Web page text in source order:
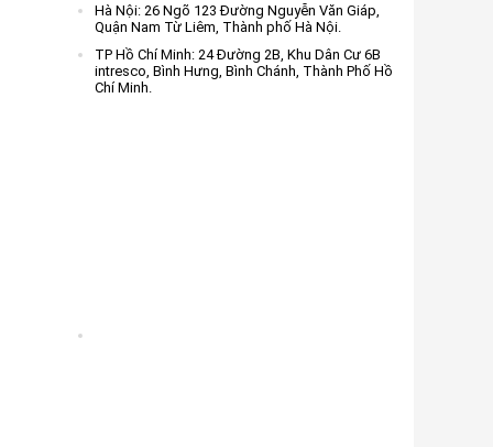
Hà Nội: 26 Ngõ 123 Đường Nguyễn Văn Giáp,
Quận Nam Từ Liêm, Thành phố Hà Nội.
TP Hồ Chí Minh: 24 Đường 2B, Khu Dân Cư 6B
intresco, Bình Hưng, Bình Chánh, Thành Phố Hồ
Chí Minh.